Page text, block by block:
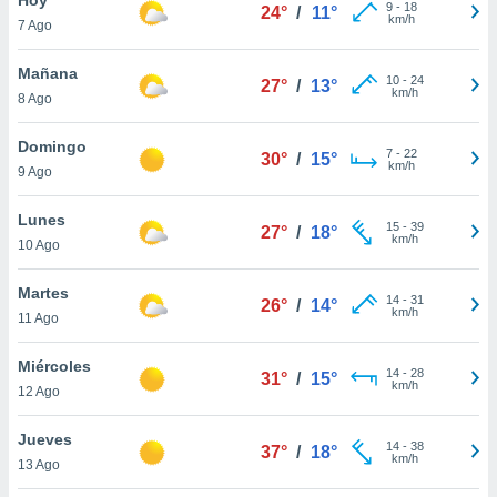
en
más
nuestra
de
cookies
aceptar
7 Ago
24° / 11° 9- 18
km/h
Mañana
8 Ago
27° / 13° 10- 24
km/h
Domingo
9 Ago
30° / 15° 7- 22
km/h
Lunes
10 Ago
27° / 18° 15- 39
km/h
Martes
11 Ago
26° / 14° 14- 31
km/h
Miércoles
12 Ago
31° / 15° 14- 28
km/h
Jueves
13 Ago
37° / 18° 14- 38
km/h